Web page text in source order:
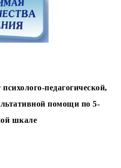
педагогической,
помощи по 5-
шкале